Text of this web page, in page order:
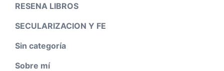
RESENA LIBROS
SECULARIZACION Y FE
Sin categoría
Sobre mí